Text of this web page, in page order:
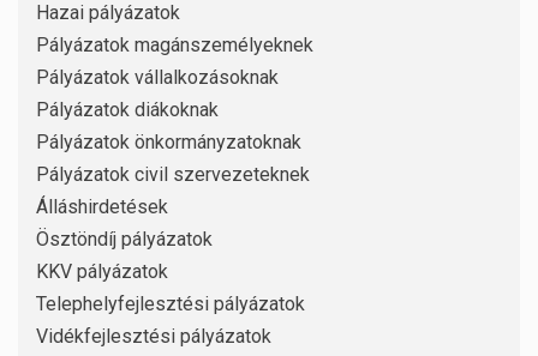
Hazai pályázatok
Pályázatok magánszemélyeknek
Pályázatok vállalkozásoknak
Pályázatok diákoknak
Pályázatok önkormányzatoknak
Pályázatok civil szervezeteknek
Álláshirdetések
Ösztöndíj pályázatok
KKV pályázatok
Telephelyfejlesztési pályázatok
Vidékfejlesztési pályázatok